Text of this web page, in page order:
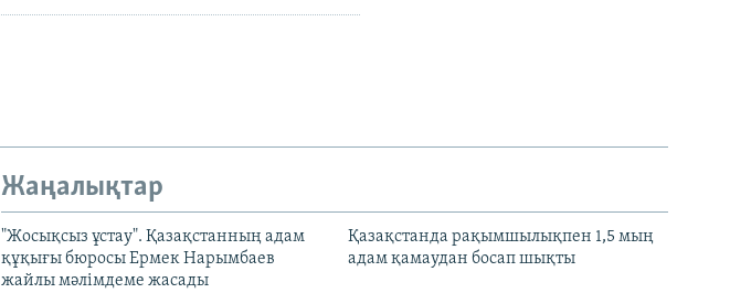
Жаңалықтар
"Жосықсыз ұстау". Қазақстанның адам
құқығы бюросы Ермек Нарымбаев
жайлы мәлімдеме жасады
Қазақстанда рақымшылықпен 1,5 мың
адам қамаудан босап шықты